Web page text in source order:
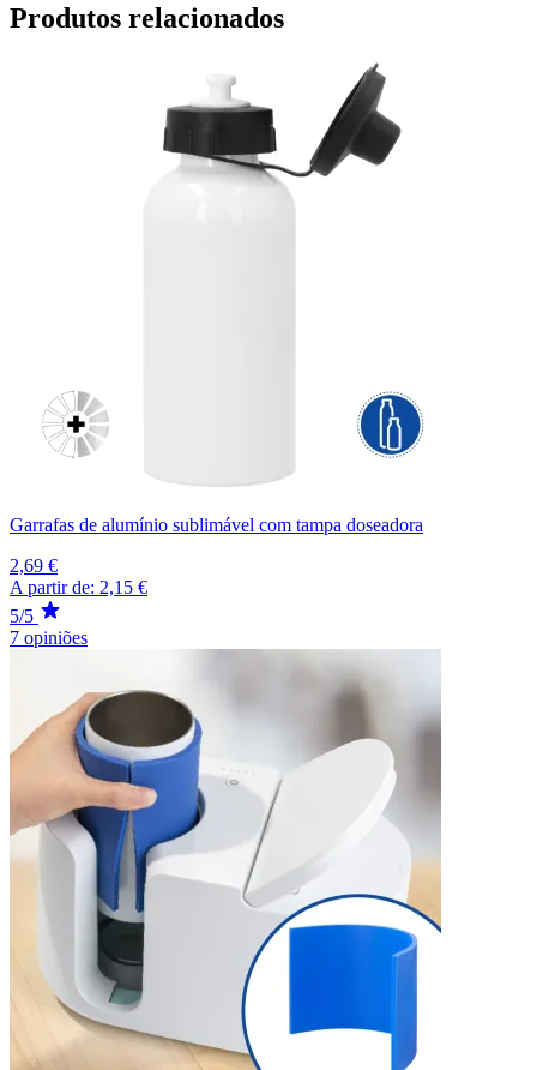
Produtos relacionados
Garrafas de alumínio sublimável com tampa doseadora
2,69 €
A partir de: 2,15 €
5/5
7 opiniões